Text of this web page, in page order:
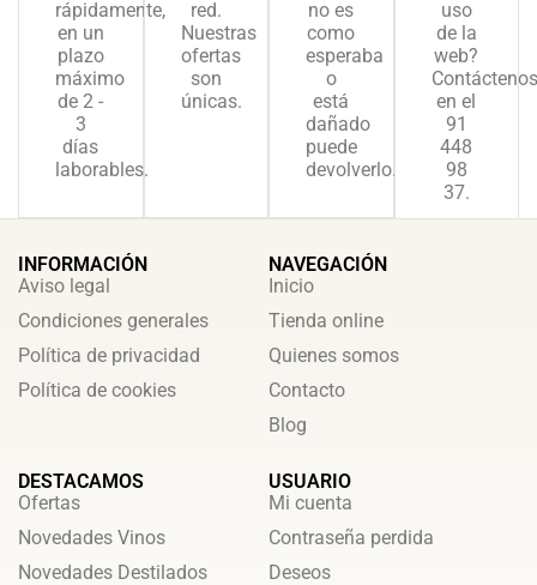
rápidamente,
en un
plazo
máximo
de 2 -
3
días
laborables.
red.
Nuestras
ofertas
son
únicas.
no es
como
esperaba
o
está
dañado
puede
devolverlo.
uso
de la
web?
Contáctenos
en el
91
448
98
37.
INFORMACIÓN
Aviso legal
Condiciones generales
Política de privacidad
Política de cookies
NAVEGACIÓN
Inicio
Tienda online
Quienes somos
Contacto
Blog
DESTACAMOS
Ofertas
Novedades Vinos
Novedades Destilados
USUARIO
Mi cuenta
Contraseña perdida
Deseos